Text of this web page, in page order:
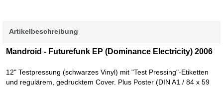
Artikelbeschreibung
Mandroid - Futurefunk EP (Dominance Electricity) 2006
12" Testpressung (schwarzes Vinyl) mit "Test Pressing"-Etiketten
und regulärem, gedrucktem Cover. Plus Poster (DIN A1 / 84 x 59